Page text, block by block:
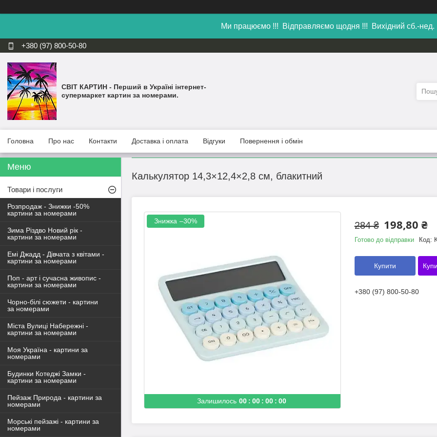
Ми працюємо !!! Відправляємо щодня !!! Вихідний сб.-нед.
+380 (97) 800-50-80
СВІТ КАРТИН - Перший в Україні інтернет-
супермаркет картин за номерами.
Головна Про нас Контакти Доставка і оплата Відгуки Повернення і обмін
Калькулятор 14,3×12,4×2,8 см, блакитний
Залишилось 00 00 00 00
–30% 284 ₴ 198,80 ₴
Готово до відправки Код:
Купити
+380 (97) 800-50-80
Товари і послуги
Розпродаж - Знижки -50%
картини за номерами
Зима Різдво Новий рік -
картини за номерами
Емі Джадд - Дівчата з квітами -
картини за номерами
Поп - арт і сучасна живопис -
картини за номерами
Чорно-білі сюжети - картини
за номерами
Міста Вулиці Набережні -
картини за номерами
Моя Україна - картини за
номерами
Будинки Котеджі Замки -
картини за номерами
Пейзаж Природа - картини за
номерами
Морські пейзажі - картини за
номерами